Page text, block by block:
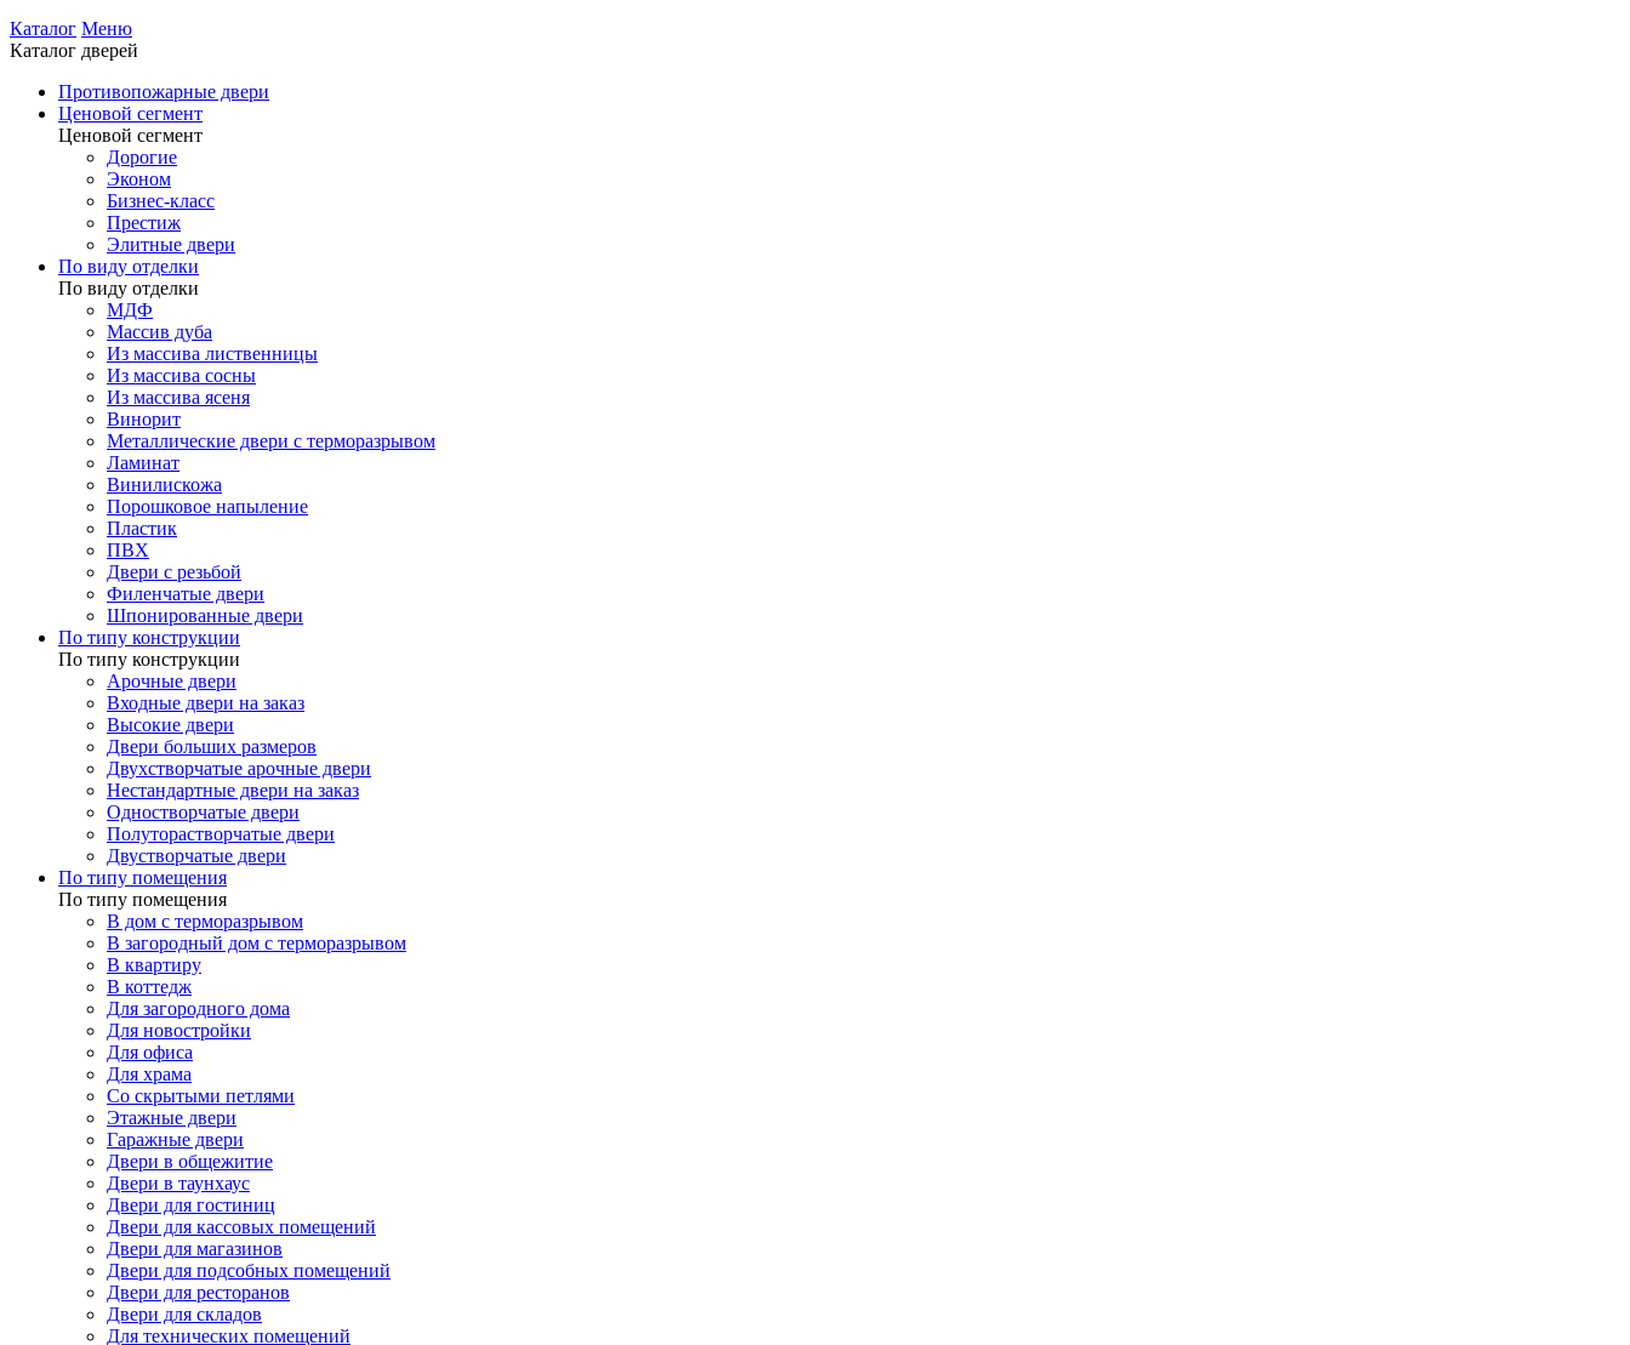
Каталог Меню
Каталог дверей
Противопожарные двери
Ценовой сегмент
Ценовой сегмент
Дорогие
Эконом
Бизнес-класс
Престиж
Элитные двери
По виду отделки
По виду отделки
МДФ
Массив дуба
Из массива лиственницы
Из массива сосны
Из массива ясеня
Винорит
Металлические двери с терморазрывом
Ламинат
Винилискожа
Порошковое напыление
Пластик
ПВХ
Двери с резьбой
Филенчатые двери
Шпонированные двери
По типу конструкции
По типу конструкции
Арочные двери
Входные двери на заказ
Высокие двери
Двери больших размеров
Двухстворчатые арочные двери
Нестандартные двери на заказ
Одностворчатые двери
Полуторастворчатые двери
Двустворчатые двери
По типу помещения
По типу помещения
В дом с терморазрывом
В загородный дом с терморазрывом
В квартиру
В коттедж
Для загородного дома
Для новостройки
Для офиса
Для храма
Со скрытыми петлями
Этажные двери
Гаражные двери
Двери в общежитие
Двери в таунхаус
Двери для гостиниц
Двери для кассовых помещений
Двери для магазинов
Двери для подсобных помещений
Двери для ресторанов
Двери для складов
Для технических помещений